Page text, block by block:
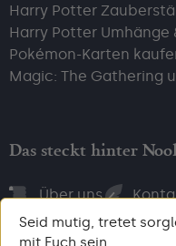
Seid mutig, tretet
mit Euch sein
Harry Potter
Harry Potter Umhänge
Pokémon-Karten
Magic: The Gathering
Das steckt hinter
Über uns